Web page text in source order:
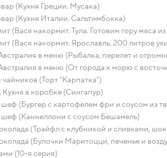
(Кухня Греции. Мусака)
(Кухня Италии. Сальтимбокка)
(Вася накормит. Тула. Готовим гору мяса
(Вася накормит. Ярославль. 200 литров
в меню (Рыбалка, перелет и
в меню (От города к морю с
чайников (Торт "Карпатка")
в коробке (Сингапур)
шеф (Бургер с картофелем фри и соусом из
шеф (Каннеллони с соусом Бешамель)
(Трайфл с клубникой и сливками,
(Булочки Маритоцци, печенье и
(10-я серия)